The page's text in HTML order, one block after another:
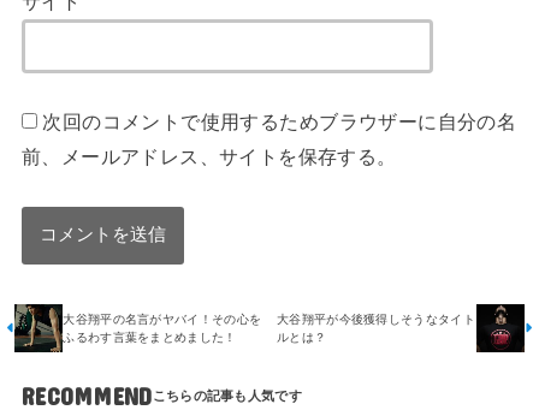
次回のコメントで使用するためブラウザーに自分の名
前、メールアドレス、サイトを保存する。
大谷翔平の名言がヤバイ！その心を
ふるわす言葉をまとめました！
大谷翔平が今後獲得しそうなタイト
ルとは？
RECOMMEND